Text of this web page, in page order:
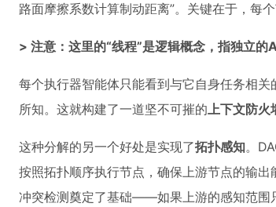
路面摩擦系数计算制动距离”。关键在于，每
> 注意：这里的“线程”是逻辑概念，指独立的
每个执行器智能体只能看到与它自身任务相关
所知。这就构建了一道坚不可摧的上下文防火
这种分解的另一个好处是实现了拓扑感知。
按照拓扑顺序执行节点，确保上游节点的输
冲突检测奠定了基础——如果上游的感知范围